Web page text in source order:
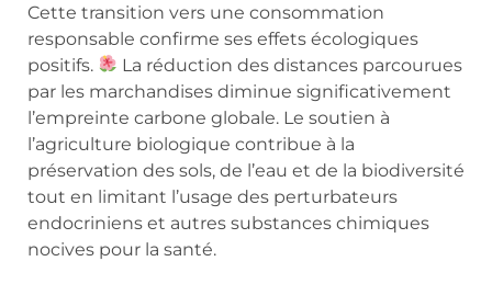
Cette transition vers une consommation
responsable confirme ses effets écologiques
positifs.
La réduction des distances parcourues
par les marchandises diminue significativement
l’empreinte carbone globale. Le soutien à
l’agriculture biologique contribue à la
préservation des sols, de l’eau et de la biodiversité
tout en limitant l’usage des perturbateurs
endocriniens et autres substances chimiques
nocives pour la santé.